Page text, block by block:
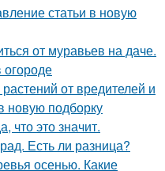
статьи в новую
от муравьев на даче.
от вредителей и
новую подборку
что это значит.
Есть ли разница?
осенью. Какие